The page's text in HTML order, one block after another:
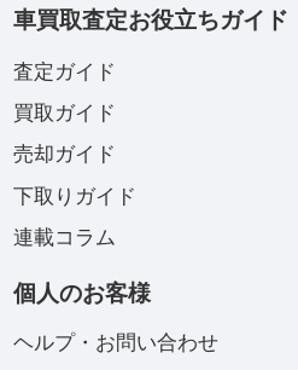
車買取査定お役立ちガイド
査定ガイド
買取ガイド
売却ガイド
下取りガイド
連載コラム
個人のお客様
ヘルプ・お問い合わせ